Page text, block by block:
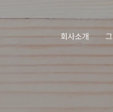
회사소개